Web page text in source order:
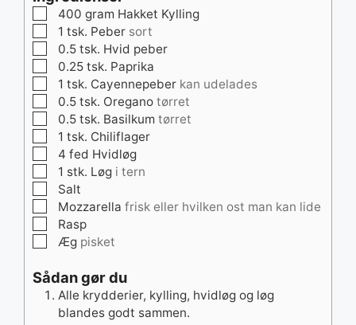
▢
400 gram Hakket Kylling
▢1 tsk. Peber sort
▢
0.5 tsk. Hvid peber
▢
0.25 tsk. Paprika
▢1 tsk. Cayennepeber kan udelades
▢
0.5 tsk. Oregano tørret
▢
0.5 tsk. Basilkum tørret
▢1 tsk. Chiliflager
▢
4 fed Hvidløg
▢1 stk. Løg i tern
▢
Salt
▢
Mozzarella frisk eller hvilken ost man kan lide
▢
Rasp
▢
Æg pisket
Sådan gør du
Alle krydderier, kylling, hvidløg og løg
blandes godt sammen.